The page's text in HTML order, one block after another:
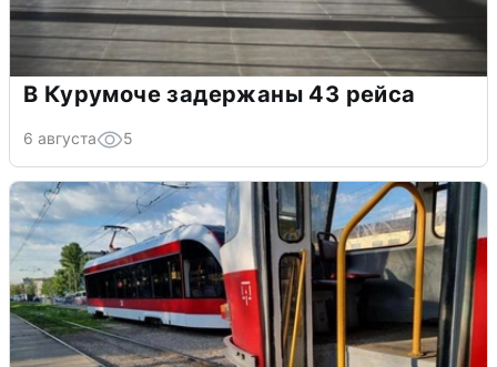
В Курумоче задержаны 43 рейса
6 августа 5